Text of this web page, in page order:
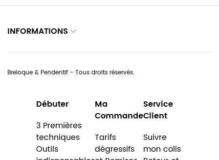
INFORMATIONS
Breloque & Pendentif - Tous droits réservés.
Débuter
3 Premières
techniques
Outils
Ma
Commande
Tarifs
dégressifs
Service
Client
Suivre
mon colis